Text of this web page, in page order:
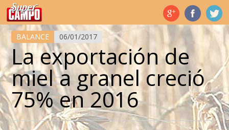
Temas de hoy
BALANCE 06/01/2017
La exportación de
miel a granel creció
75% en 2016